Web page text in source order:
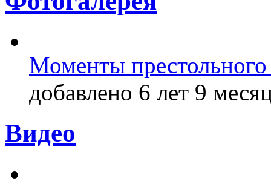
Моменты
добавлено 6 лет 9
Видео